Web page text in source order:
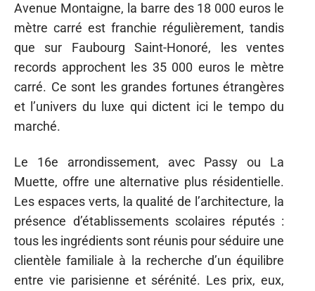
Avenue Montaigne, la barre des 18 000 euros le
mètre carré est franchie régulièrement, tandis
que sur Faubourg Saint-Honoré, les ventes
records approchent les 35 000 euros le mètre
carré. Ce sont les grandes fortunes étrangères
et l’univers du luxe qui dictent ici le tempo du
marché.
Le 16e arrondissement, avec Passy ou La
Muette, offre une alternative plus résidentielle.
Les espaces verts, la qualité de l’architecture, la
présence d’établissements scolaires réputés :
tous les ingrédients sont réunis pour séduire une
clientèle familiale à la recherche d’un équilibre
entre vie parisienne et sérénité. Les prix, eux,